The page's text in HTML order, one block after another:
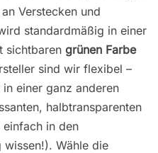
Verstecken und
standardmäßig in einer
sichtbaren grünen Farbe
sind wir flexibel –
einer ganz anderen
halbtransparenten
einfach in den
wissen!). Wähle die